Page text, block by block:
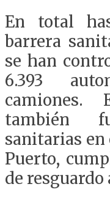
En total
barrera
se han
6.393
camiones.
también
sanitarias en
Puerto,
de resguardo